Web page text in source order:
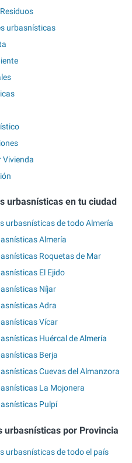
urbasnísticas
Vivienda
urbasnísticas en tu ciudad
urbasnísticas de todo Almería
Almería
Roquetas de Mar
El Ejido
Níjar
Adra
Vícar
Huércal de Almería
Berja
Cuevas del Almanzora
La Mojonera
Pulpí
por Provincia
urbasnísticas de todo el país